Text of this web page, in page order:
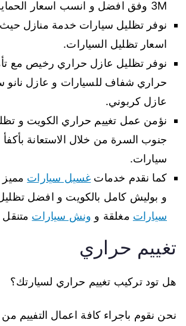
3M وفق افضل و انسب اسعار الحماية و الظليل
نوفر تظليل سيارات خدمة منازل
اسعار تظليل السيارات.
نوفر تظليل عازل حراري رخيص مع
حراري شفاف للسيارات و عازل نانو
عازل كربوني.
نؤمن عمل تغييم حراري الكويت و
جنوب السرة من خلال الاستعانة
سيارات.
كما نقدم خدمات غسيل سيارات مميز
و بوليش كامل بالكويت و افضل
سيارات مغلقة و ونش سيارات متنقل
تغييم حراري
هل تود تركيب تغييم حراري لسيارتك؟
نحن نقوم باجراء كافة اعمال التفييم